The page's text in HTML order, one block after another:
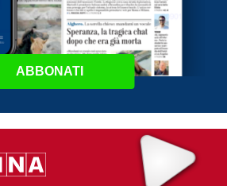
ABBONATI